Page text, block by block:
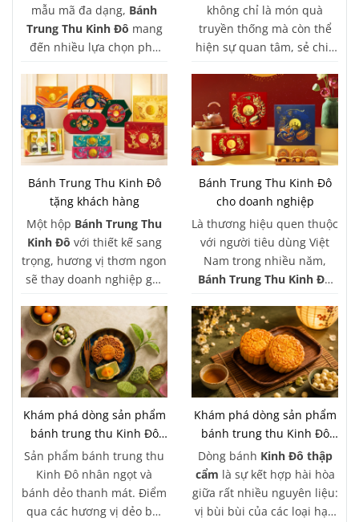
mẫu mã đa dạng, Bánh
Trung Thu Kinh Đô mang
đến nhiều lựa chọn phù
khi triển khai chương trình
quà tặng nhân viên. Từ các
hộp bánh 2 bánh, 4 bánh
đến hộp quà dành riêng
cho thiếu nhi, Kinh Đô đều
đáp ứng tốt nhu cầu tặng
quà với số lượng lớn và
ngân sách linh hoạt.
không chỉ là món quà
truyền thống mà còn thể
hiện sự quan tâm, sẻ chia
không khí đoàn viên trong
mỗi đơn vị.
Bánh Trung Thu Kinh Đô
tặng khách hàng
Một hộp Bánh Trung Thu
Kinh Đô với thiết kế sang
trọng, hương vị thơm ngon
sẽ thay doanh nghiệp gửi
thành và lời chúc về sự
gắn kết, thịnh vượng trong
chặng đường hợp tác phía
trước.
Bánh Trung Thu Kinh Đô
cho doanh nghiệp
Là thương hiệu quen thuộc
với người tiêu dùng Việt
Nam trong nhiều năm,
Bánh Trung Thu Kinh Đô
pháp quà tặng dành cho
doanh nghiệp, từ hộp
bánh tự chọn, các bộ sưu
tập hộp quà truyền thống
Khám phá dòng sản phẩm
bánh trung thu Kinh Đô
nhân ngọt
Sản phẩm bánh trung thu
Kinh Đô nhân ngọt và
bánh dẻo thanh mát. Điểm
qua các hương vị dẻo bùi
Khám phá dòng sản phẩm
bánh trung thu Kinh Đô
thập cẩm
Dòng bánh Kinh Đô thập
cẩm là sự kết hợp hài hòa
giữa rất nhiều nguyên liệu:
vị bùi bùi của các loại hạt,